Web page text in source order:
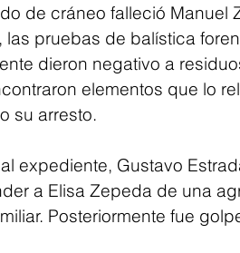
de cráneo falleció Manuel
pruebas de balística
dieron negativo a
elementos que lo
su arresto.
expediente, Gustavo
a Elisa Zepeda de una
Posteriormente fue